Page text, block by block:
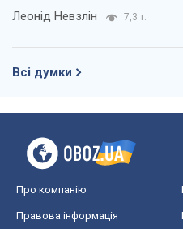
Леонід Невзлін 7,3 т.
Всі думки
Про компанію
Правова інформація